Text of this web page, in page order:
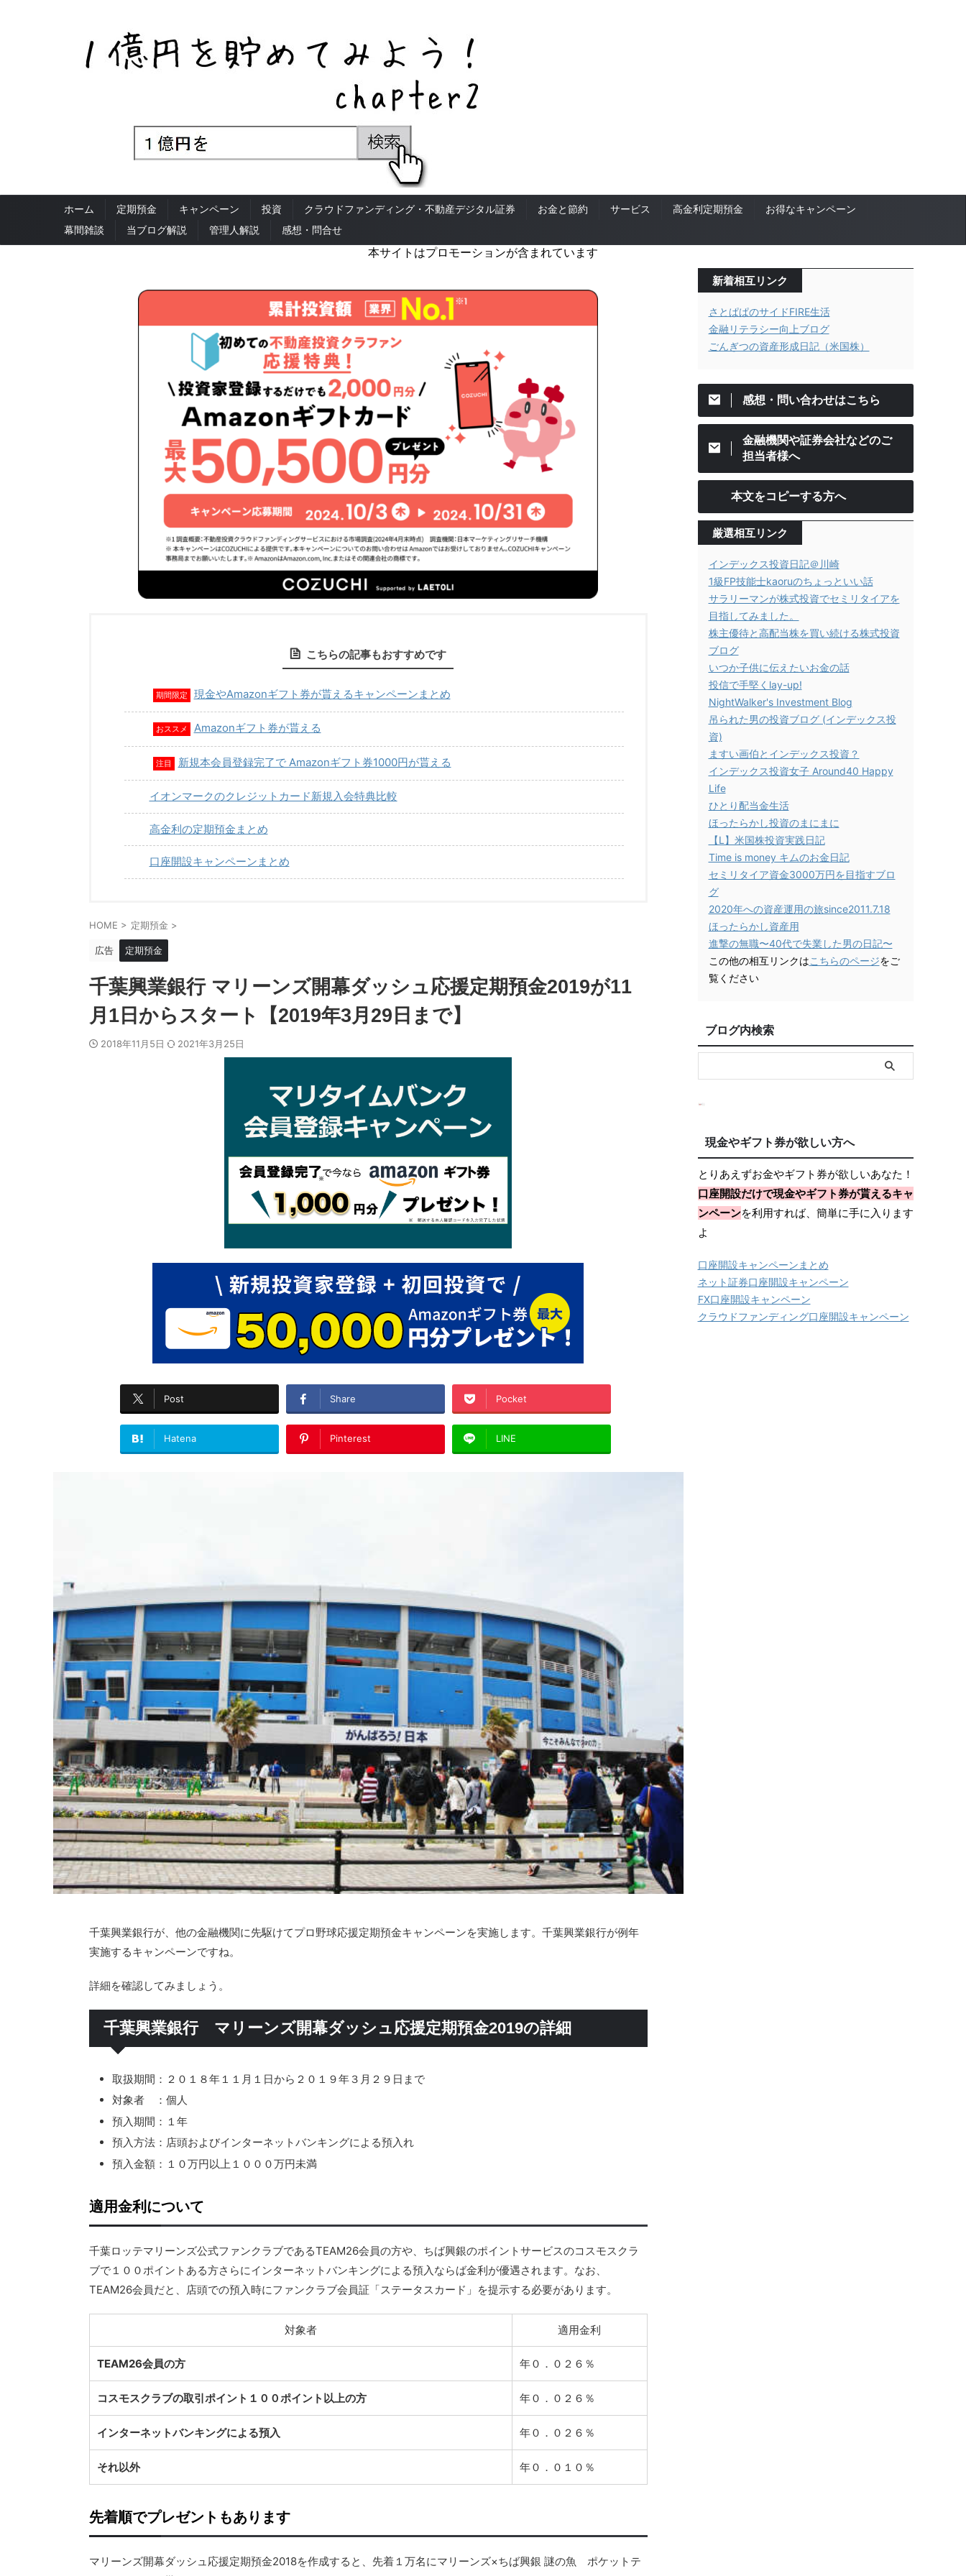
ホーム 定期預金 キャンペーン 投資 クラウドファンディング・不動産デジタル証券 お金と節約 サービス 高金利定期預金
お得なキャンペーン
幕間雑談
当ブログ解説 管理人解説 感想・問合せ
本サイトはプロモーションが含まれています
こちらの記事もおすすめです
期間限定 現金やAmazonギフト券が貰えるキャンペーンまとめ
おススメ Amazonギフト券が貰える
注目 新規本会員登録完了で Amazonギフト券1000円が貰える
イオンマークのクレジットカード新規入会特典比較
高金利の定期預金まとめ
口座開設キャンペーンまとめ
HOME > 定期預金 >
広告 定期預金
千葉興業銀行 マリーンズ開幕ダッシュ応援定期預金2019が11
月1日からスタート【2019年3月29日まで】
2018年11月5日 2021年3月25日
Post Share Pocket
Hatena Pinterest LINE
千葉興業銀行が、他の金融機関に先駆けてプロ野球応援定期預金キャンペーンを実施します。千葉興業銀行が例年
実施するキャンペーンですね。
詳細を確認してみましょう。
千葉興業銀行 マリーンズ開幕ダッシュ応援定期預金2019の詳細
取扱期間：２０１８年１１月１日から２０１９年３月２９日まで
対象者 ：個人
預入期間：１年
預入方法：店頭およびインターネットバンキングによる預入れ
預入金額：１０万円以上１０００万円未満
適用金利について
千葉ロッテマリーンズ公式ファンクラブであるTEAM26会員の方や、ちば興銀のポイントサービスのコスモスクラ
ブで１００ポイントある方さらにインターネットバンキングによる預入ならば金利が優遇されます。なお、
TEAM26会員だと、店頭での預入時にファンクラブ会員証「ステータスカード」を提示する必要があります。
対象者 適用金利
TEAM26会員の方 年０．０２６％
コスモスクラブの取引ポイント１００ポイント以上の方 年０．０２６％
インターネットバンキングによる預入 年０．０２６％
それ以外 年０．０１０％
先着順でプレゼントもあります
マリーンズ開幕ダッシュ応援定期預金2018を作成すると、先着１万名にマリーンズ×ちば興銀 謎の魚 ポケットテ
新着相互リンク
さとぱぱのサイドFIRE生活
金融リテラシー向上ブログ
ごんぎつの資産形成日記（米国株）
感想・問い合わせはこちら
金融機関や証券会社などのご
担当者様へ
本文をコピーする方へ
厳選相互リンク
インデックス投資日記＠川崎
1級FP技能士kaoruのちょっといい話
サラリーマンが株式投資でセミリタイアを
目指してみました。
株主優待と高配当株を買い続ける株式投資
ブログ
いつか子供に伝えたいお金の話
投信で手堅くlay-up!
NightWalker's Investment Blog
吊られた男の投資ブログ (インデックス投
資)
ますい画伯とインデックス投資？
インデックス投資女子 Around40 Happy
Life
ひとり配当金生活
ほったらかし投資のまにまに
【L】米国株投資実践日記
Time is money キムのお金日記
セミリタイア資金3000万円を目指すブロ
グ
2020年への資産運用の旅since2011.7.18
ほったらかし資産用
進撃の無職〜40代で失業した男の日記〜
この他の相互リンクはこちらのページをご
覧ください
ブログ内検索
現金やギフト券が欲しい方へ
とりあえずお金やギフト券が欲しいあなた！
口座開設だけで現金やギフト券が貰えるキャ
ンペーンを利用すれば、簡単に手に入ります
よ
口座開設キャンペーンまとめ
ネット証券口座開設キャンペーン
FX口座開設キャンペーン
クラウドファンディング口座開設キャンペーン